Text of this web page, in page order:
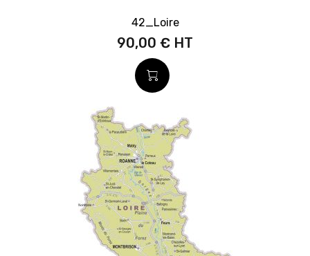
42_Loire
90,00 €